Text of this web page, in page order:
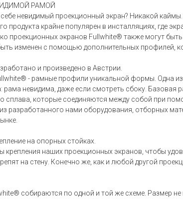
РАМОЙ
невидимый проекционный экран? Никакой
продукта крайне популярен в инсталляциях, где
проекционных экранов Fullwhite® также могут
изменен с помощью дополнительных профилей,
и произведено в Австрии.
- рамные профили уникальной формы. Одна
невидима, даже если смотреть сбоку.
сплава, которые соединяются между собой при
разработанного нами оборудования, отборных
на опорных стойках.
крепления наших проекционных экранов, чтобы
на стену. Конечно же, как и любой другой
собираются по одной и той же схеме. Размер